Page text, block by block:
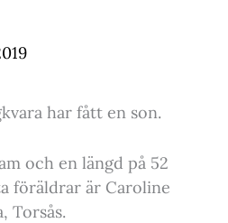
har fått en son.
och en längd på 52
föräldrar är Caroline
Torsås.